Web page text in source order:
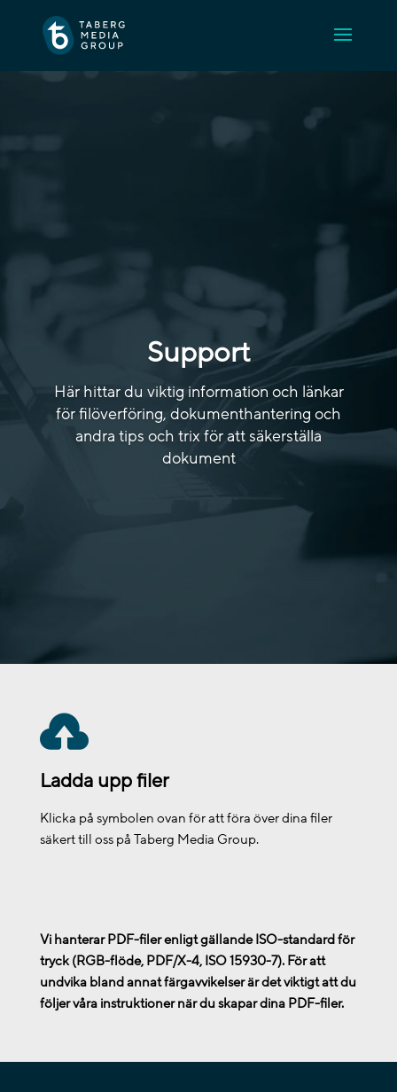
Support
Här hittar du viktig information och länkar
för filöverföring, dokumenthantering och
andra tips och trix för att säkerställa
dokument

Ladda upp filer
Klicka på symbolen ovan för att föra över dina filer
säkert till oss på Taberg Media Group.
Vi hanterar PDF-filer enligt gällande ISO-standard för
tryck (RGB-flöde, PDF/X-4, ISO 15930-7). För att
undvika bland annat färgavvikelser är det viktigt att du
följer våra instruktioner när du skapar dina PDF-filer.